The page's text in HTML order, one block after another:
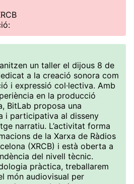
un taller el dijous 8 de
a la creació sonora com
i expressió col·lectiva. Amb
en la producció
BitLab proposa una
i participativa al disseny
narratiu. L’activitat forma
de la Xarxa de Ràdios
(XRCB) i està oberta a
del nivell tècnic.
pràctica, treballarem
món audiovisual per